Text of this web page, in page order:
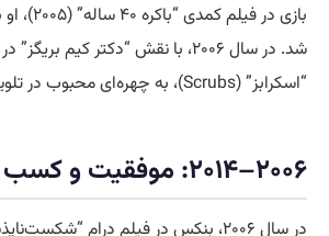
بازی در
شد. در سال ۲۰۰۶، با نقش “دکتر کیم
“اسکرابز” (Scrubs)، به چهره‌ای محبوب در تلویزیون تبدیل شد.
۲۰۰۶–۲۰۱۴: موفقیت و کسب اعتبار بیشتر